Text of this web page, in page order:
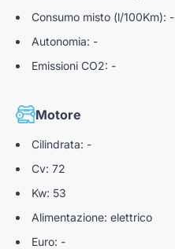
Consumo misto (l/100Km): -
Autonomia: -
Emissioni CO2: -
Motore
Cilindrata: -
Cv: 72
Kw: 53
Alimentazione: elettrico
Euro: -